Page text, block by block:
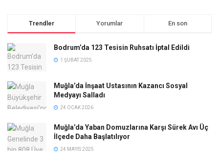
Trendler Yorumlar En son
Bodrum’da 123 Tesisin Ruhsatı İptal Edildi
1 ŞUBAT 2025
Muğla’da İnşaat Ustasının Kazancı Sosyal
Medyayı Salladı
24 OCAK 2026
Muğla’da Yaban Domuzlarına Karşı Sürek Avı Üç
İlçede Daha Başlatılıyor
24 MAYIS 2025